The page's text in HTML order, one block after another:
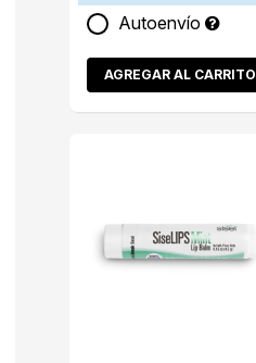
Autoenvío
AGREGAR AL CARRITO